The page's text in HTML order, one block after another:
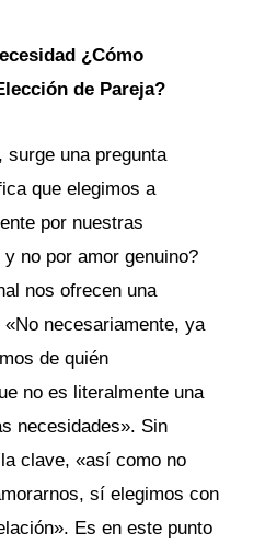
¿Cómo
de Pareja?
surge una pregunta
que elegimos a
por nuestras
no por amor genuino?
nos ofrecen una
necesariamente, ya
de quién
no es literalmente una
necesidades». Sin
clave, «así como no
sí elegimos con
Es en este punto